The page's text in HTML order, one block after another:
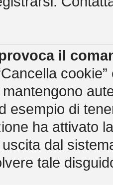
il
esempio di
ha attivato
dal
tale